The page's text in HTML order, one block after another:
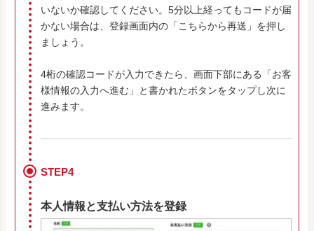
いないか確認してください。5分以上経ってもコードが届
かない場合は、登録画面内の「こちらから再送」を押し
ましょう。
4桁の確認コードが入力できたら、画面下部にある「お客
様情報の入力へ進む」と書かれたボタンをタップし次に
進みます。
STEP4
本人情報と支払い方法を登録